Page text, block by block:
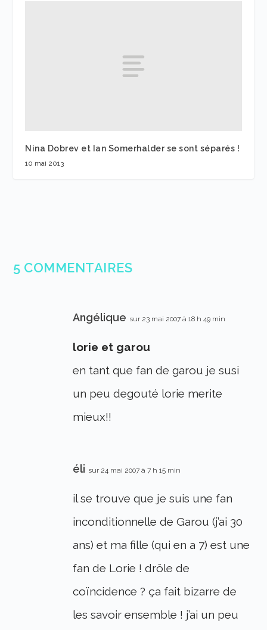
Nina Dobrev et Ian Somerhalder se sont séparés !
10 mai 2013
5 COMMENTAIRES
Angélique sur 23 mai 2007 à 18 h 49 min
lorie et garou
en tant que fan de garou je susi
un peu degouté lorie merite
mieux!!
éli sur 24 mai 2007 à 7 h 15 min
il se trouve que je suis une fan
inconditionnelle de Garou (j’ai 30
ans) et ma fille (qui en a 7) est une
fan de Lorie ! drôle de
coïncidence ? ça fait bizarre de
les savoir ensemble ! j’ai un peu